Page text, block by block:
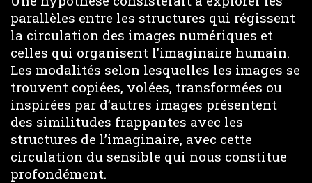
parallèles entre les structures qui régissent
la circulation des images numériques et
celles qui organisent l’imaginaire humain.
Les modalités selon lesquelles les images se
trouvent copiées, volées, transformées ou
inspirées par d’autres images présentent
des similitudes frappantes avec les
structures de l’imaginaire, avec cette
circulation du sensible qui nous constitue
profondément.